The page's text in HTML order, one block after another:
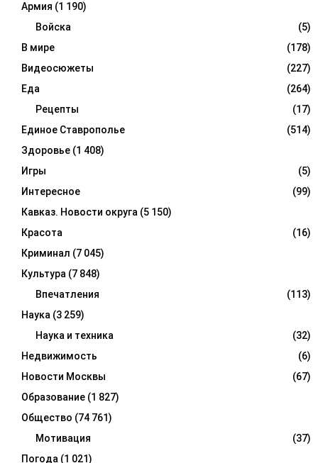
Армия (1 190)
Войска
(5)
В мире
(178)
Видеосюжеты
(227)
Еда
(264)
Рецепты
(17)
Единое Ставрополье
(514)
Здоровье (1 408)
Игры
(5)
Интересное
(99)
Кавказ. Новости округа (5 150)
Красота
(16)
Криминал (7 045)
Культура (7 848)
Впечатления
(113)
Наука (3 259)
Наука и техника
(32)
Недвижимость
(6)
Новости Москвы
(67)
Образование (1 827)
Общество (74 761)
Мотивация
(37)
Погода (1 021)